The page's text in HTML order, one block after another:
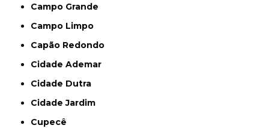
Campo Grande
Campo Limpo
Capão Redondo
Cidade Ademar
Cidade Dutra
Cidade Jardim
Cupecê